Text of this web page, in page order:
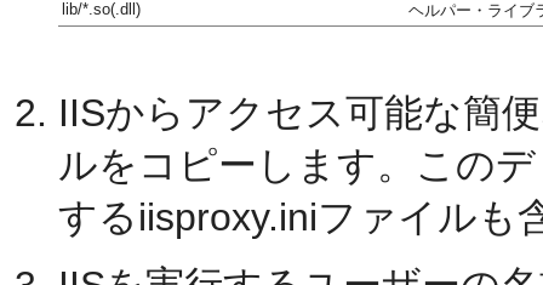
lib/*.so(.dll)
ヘルパー・ライブ
IISからアクセス可能な簡
ルをコピーします。この
するiisproxy.iniファイルも